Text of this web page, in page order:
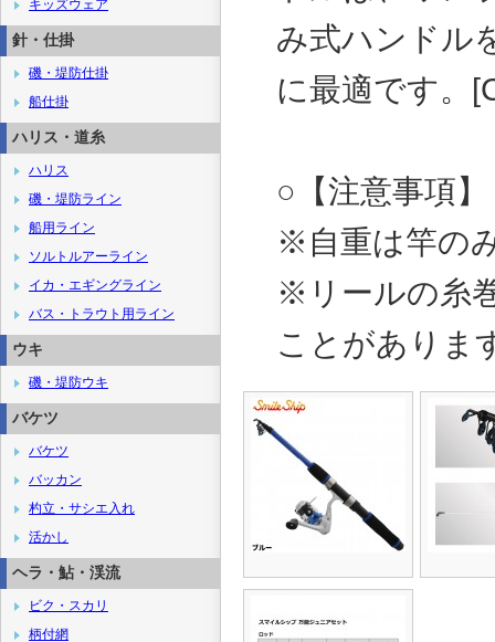
み式ハンドル
に最適です。
○【注意事項】
※自重は竿の
※リールの糸
ことがありま
キッズウェア
針・仕掛
磯・堤防仕掛
船仕掛
ハリス・道糸
ハリス
磯・堤防ライン
船用ライン
ソルトルアーライン
イカ・エギングライン
バス・トラウト用ライン
ウキ
磯・堤防ウキ
バケツ
バケツ
バッカン
杓立・サシエ入れ
活かし
ヘラ・鮎・渓流
ビク・スカリ
柄付網